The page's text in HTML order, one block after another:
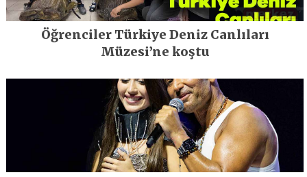
Öğrenciler Türkiye Deniz Canlıları
Müzesi’ne koştu